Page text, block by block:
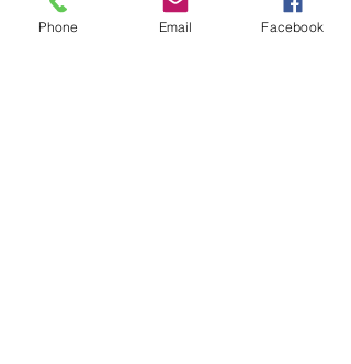
Phone Email Facebook